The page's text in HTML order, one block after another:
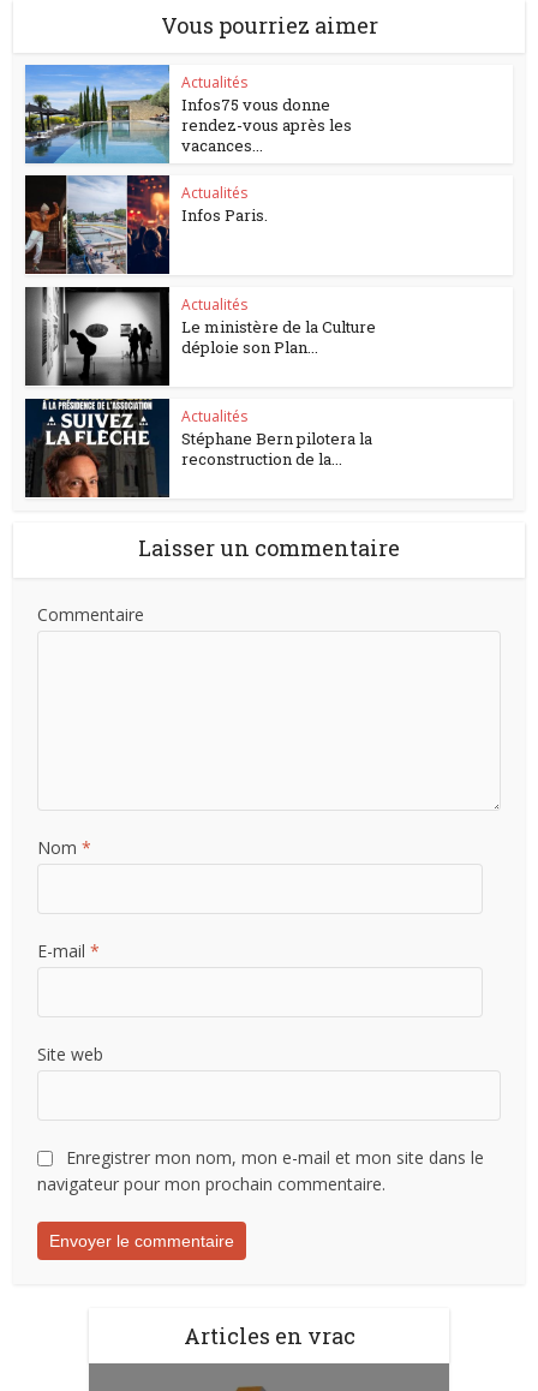
Vous pourriez aimer
Actualités
Infos75 vous donne
rendez-vous après les
vacances...
Actualités
Infos Paris.
Actualités
Le ministère de la Culture
déploie son Plan...
Actualités
Stéphane Bern pilotera la
reconstruction de la...
Laisser un commentaire
Commentaire
Nom*
E-mail*
Site web
Enregistrer mon nom, mon e-mail et mon site dans le
navigateur pour mon prochain commentaire.
Articles en vrac